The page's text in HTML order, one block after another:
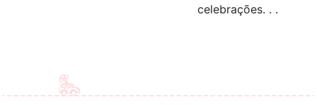
celebrações. . .